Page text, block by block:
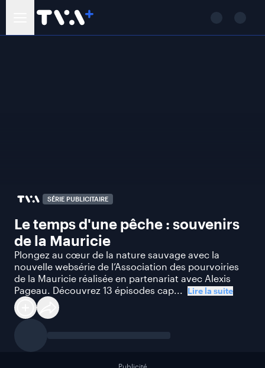
SÉRIE PUBLICITAIRE
Le temps d'une pêche : souvenirs
de la Mauricie
Plongez au cœur de la nature sauvage avec la
nouvelle websérie de l’Association des pourvoiries
de la Mauricie réalisée en partenariat avec Alexis
Pageau. Découvrez 13 épisodes cap... Lire la suite
Publicité